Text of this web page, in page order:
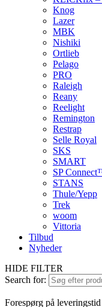
Knog
Lazer
MBK
Nishiki
Ortlieb
Pelago
PRO
Raleigh
Reany
Reelight
Remington
Restrap
Selle Royal
SKS
SMART
SP
STANS
Thule/Yepp
Trek
woom
Vittoria
Tilbud
Nyheder
HIDE FILTER
Search for:
Forespørg på leveringstid